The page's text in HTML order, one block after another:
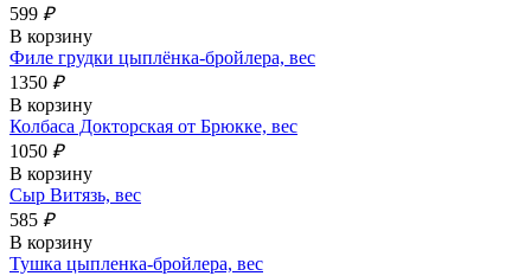
599 ₽
В корзину
Филе грудки цыплёнка-бройлера, вес
1350 ₽
В корзину
Колбаса Докторская от Брюкке, вес
1050 ₽
В корзину
Сыр Витязь, вес
585 ₽
В корзину
Тушка цыпленка-бройлера, вес